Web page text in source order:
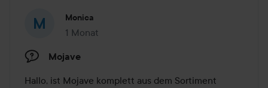
Monica
1 Monat
Der Beitrag wurde 1 Monat erstellt
Mojave
Hallo, ist Mojave komplett aus dem Sortiment